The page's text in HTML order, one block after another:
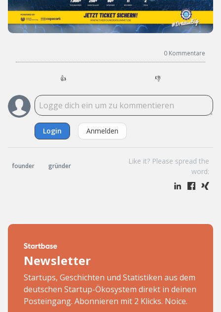
0 Kommentare
👍 👎
Login Anmelden
founder gründer
Like it? Please spread the
word:
Newsletter
Startups, Geschichten und Statistiken aus dem
deutschen Startup-Ökosystem direkt in deinen
Posteingang. Abonnieren mit 2 Klicks. Noice.